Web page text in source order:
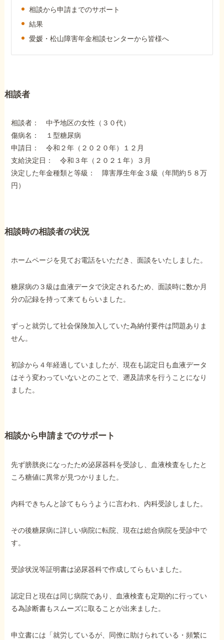
ホーム
Q&A・相談事例
お客様からの感謝のお手紙
で受給相談をする
当事務所に
089-907-3797
受付時間：平日9:00~18:00
相談から申請までのサポート
結果
愛媛・松山障害年金相談センターから皆様へ
相談者
相談者： 中予地区の女性（３０代）
傷病名： １型糖尿病
申請日： 令和２年（２０２０年）１２月
支給決定日： 令和３年（２０２１年）３月
決定した年金種類と等級： 障害厚生年金３級（年間約５８万
円）
相談時の相談者の状況
ホームページを見てお電話をいただき、面談をいたしました。
糖尿病の３級は血液データで決定されるため、面談時に数か月
分の記録を持って来てもらいました。
ずっと就労して社会保険加入していた為納付要件は問題ありま
せん。
初診から４年経過していましたが、現在も認定日も血液データ
はそう変わっていないとのことで、遡及請求を行うことになり
ました。
相談から申請までのサポート
先ず膀胱炎になったため泌尿器科を受診し、血液検査をしたと
ころ糖値に異常が見つかりました。
内科できちんと診てもらうように言われ、内科受診しました。
その後糖尿病に詳しい病院に転院、現在は総合病院を受診中で
す。
受診状況等証明書は泌尿器科で作成してらもいました。
認定日と現在は同じ病院であり、血液検査も定期的に行ってい
る為診断書もスムーズに取ることが出来ました。
申立書には「就労しているが、同僚に助けられている・頻繁に